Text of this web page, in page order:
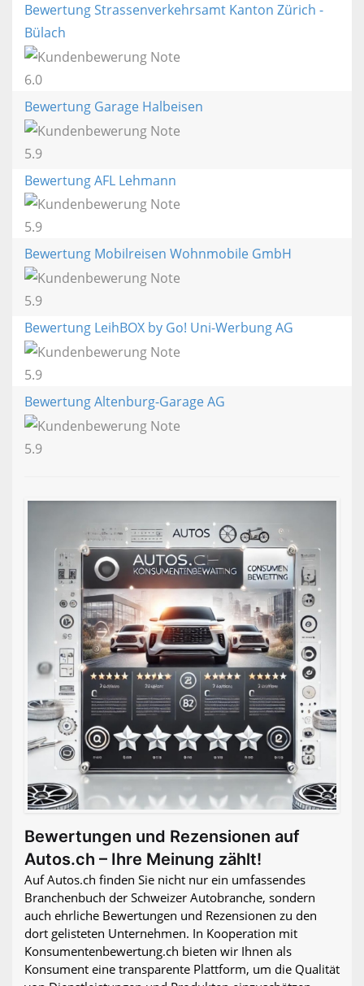
Bewertung Strassenverkehrsamt Kanton Zürich -
Bülach
6.0
Bewertung Garage Halbeisen
5.9
Bewertung AFL Lehmann
5.9
Bewertung Mobilreisen Wohnmobile GmbH
5.9
Bewertung LeihBOX by Go! Uni-Werbung AG
5.9
Bewertung Altenburg-Garage AG
5.9
Bewertungen und Rezensionen auf
Autos.ch – Ihre Meinung zählt!
Auf Autos.ch finden Sie nicht nur ein umfassendes
Branchenbuch der Schweizer Autobranche, sondern
auch ehrliche Bewertungen und Rezensionen zu den
dort gelisteten Unternehmen. In Kooperation mit
Konsumentenbewertung.ch bieten wir Ihnen als
Konsument eine transparente Plattform, um die Qualität